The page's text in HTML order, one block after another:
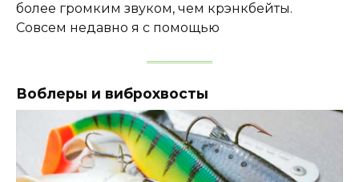
более громким звуком, чем крэнкбейты.
Совсем недавно я с помощью
Воблеры и виброхвосты